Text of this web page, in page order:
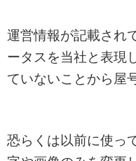
運営情報が記載され
ータスを当社と表現
ていないことから屋
恐らくは以前に使っ